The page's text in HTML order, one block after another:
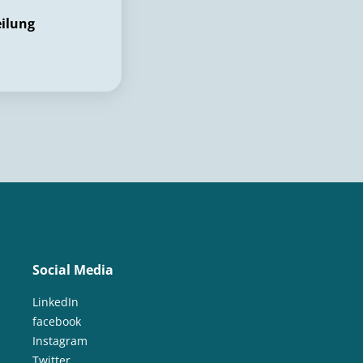
Social Media
LinkedIn
facebook
Instagram